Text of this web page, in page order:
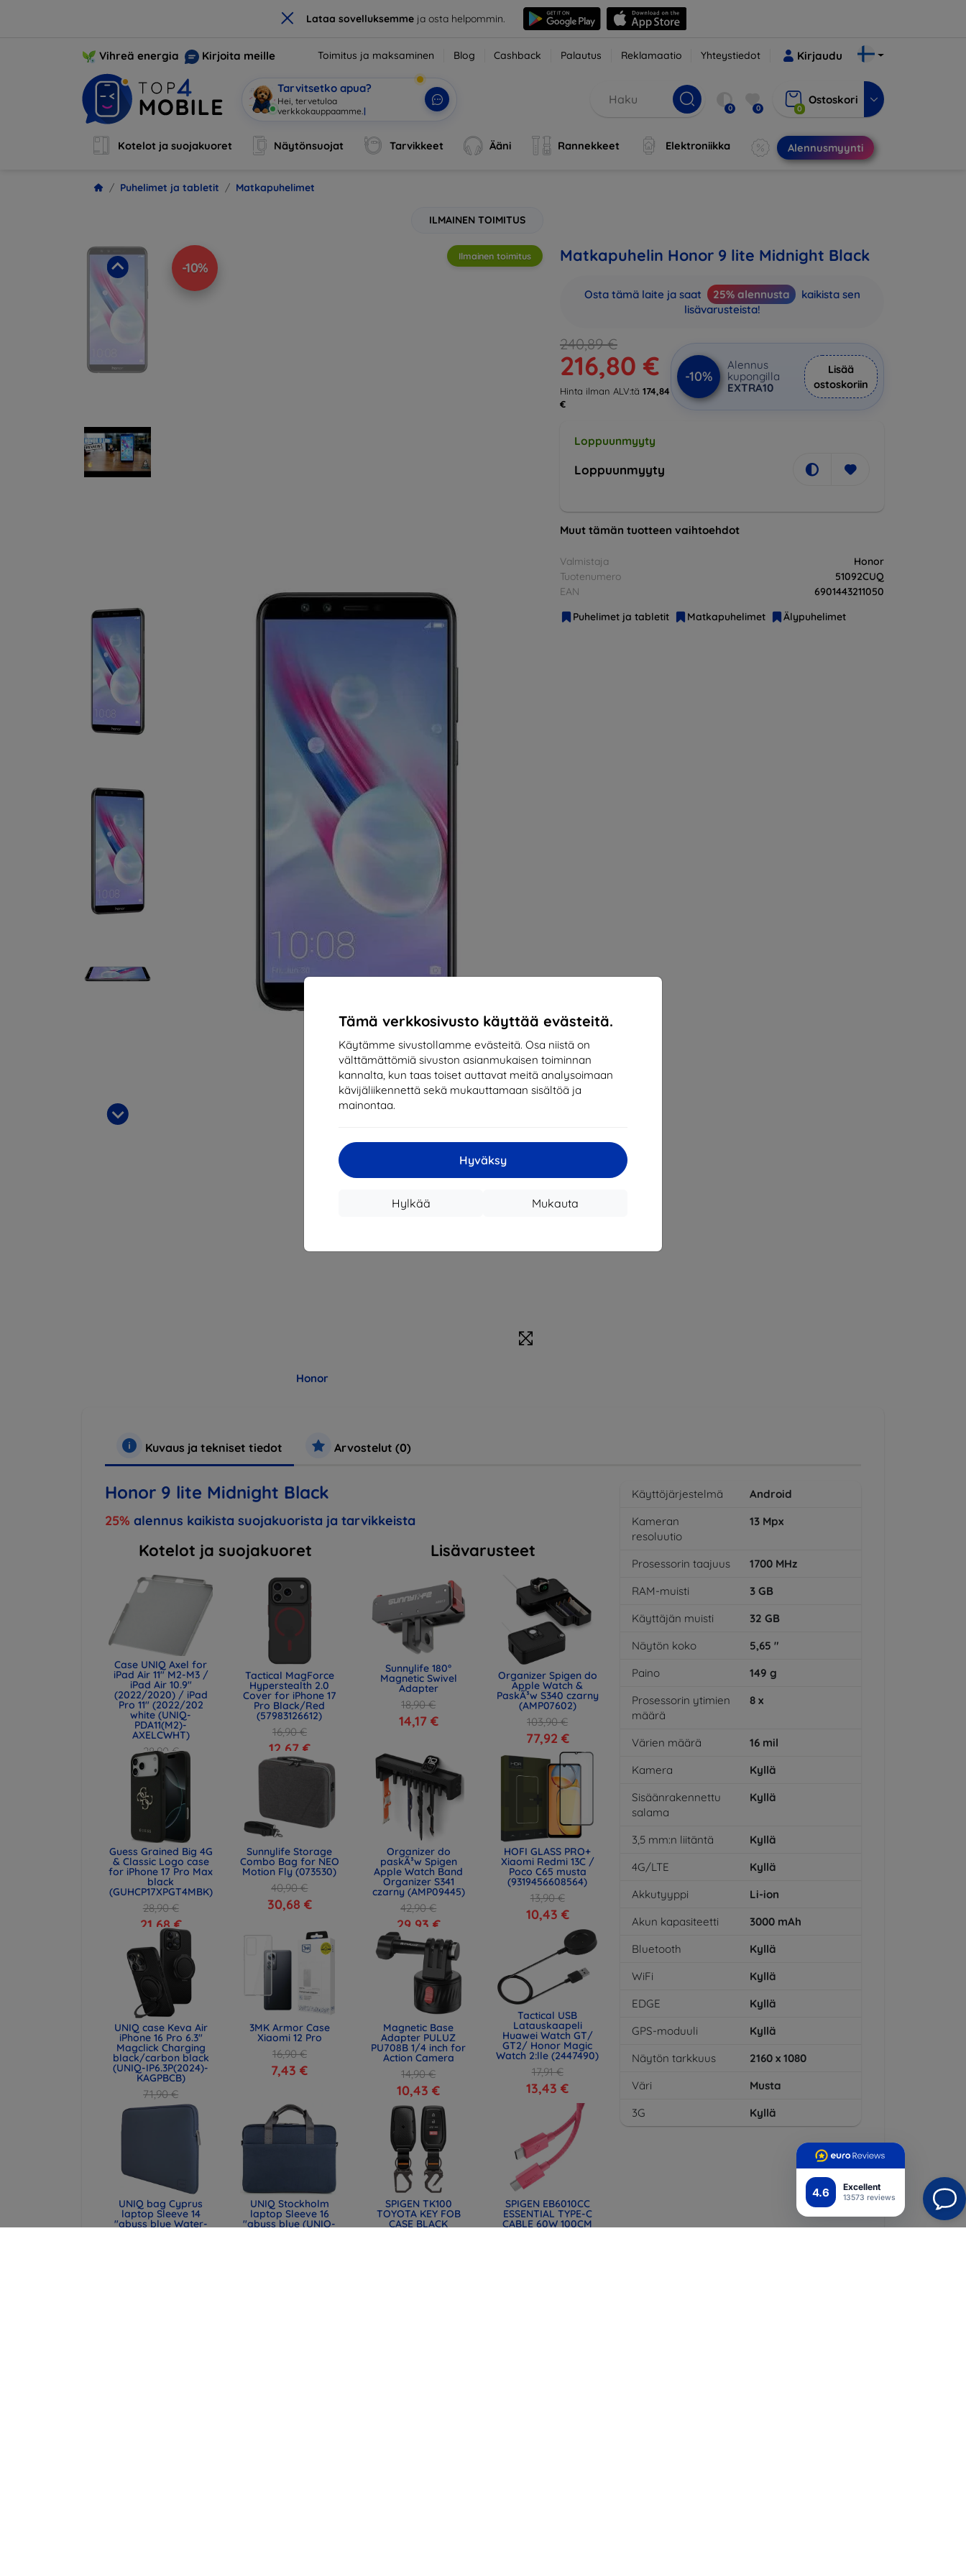
× Lataa sovelluksemmeja osta helpommin.
4.6 Excellent
13573 reviews
Tämä verkkosivusto käyttää evästeitä.
Käytämme sivustollamme evästeitä. Osa niistä on
välttämättömiä sivuston asianmukaisen toiminnan
kannalta, kun taas toiset auttavat meitä analysoimaan
kävijäliikennettä sekä mukauttamaan sisältöä ja
mainontaa.
Hyväksy
Mukauta
Hylkää
Vihreä energia Kirjoita meille Toimitus ja maksaminen Blog Cashback Palautus Reklamaatio Yhteystiedot Kirjaudu
Tarvitsetko apua?
He| 0 0 0
Ostoskori
Kotelot ja suojakuoret Näytönsuojat Tarvikkeet Ääni Rannekkeet Elektroniikka Alennusmyynti
Puhelimet ja tabletit Matkapuhelimet
ILMAINEN TOIMITUS
-10%
Ilmainen toimitus
Honor
Matkapuhelin Honor 9 lite Midnight Black
Osta tämä laite ja saat 25% alennusta
kaikista sen
lisävarusteista!
240,89 €
216,80 €
Hinta ilman ALV:tä 174,84
€
-10%
Alennus
kupongilla
EXTRA10
Lisää
ostoskoriin
Loppuunmyyty
Loppuunmyyty
Muut tämän tuotteen vaihtoehdot
Valmistaja
Honor
Tuotenumero
51092CUQ
EAN
6901443211050
Puhelimet ja tabletit
Matkapuhelimet Älypuhelimet
Kuvaus ja tekniset tiedot Arvostelut (0)
Honor 9 lite Midnight Black
25% alennus kaikista suojakuorista ja tarvikkeista
Kotelot ja suojakuoret
Case UNIQ Axel for
iPad Air 11" M2-M3 /
iPad Air 10.9"
(2022/2020) / iPad
Pro 11" (2022/202
white (UNIQ-
PDA11(M2)-
AXELCWHT)
28,90 €
21,68 €
Tactical MagForce
Hyperstealth 2.0
Cover for iPhone 17
Pro Black/Red
(57983126612)
16,90 €
12,67 €
Guess Grained Big 4G
& Classic Logo case
for iPhone 17 Pro Max
black
(GUHCP17XPGT4MBK)
28,90 €
21,68 €
Sunnylife Storage
Combo Bag for NEO
Motion Fly (073530)
40,90 €
30,68 €
UNIQ case Keva Air
iPhone 16 Pro 6.3"
Magclick Charging
black/carbon black
(UNIQ-IP6.3P(2024)-
KAGPBCB)
71,90 €
53,93 €
3MK Armor Case
Xiaomi 12 Pro
16,90 €
7,43 €
UNIQ bag Cyprus
laptop Sleeve 14
"abyss blue Water-
UNIQ Stockholm
laptop Sleeve 16
"abyss blue (UNIQ-
Lisävarusteet
Sunnylife 180°
Magnetic Swivel
Adapter
18,90 €
14,17 €
Organizer Spigen do
Apple Watch &
PaskÃ³w S340 czarny
(AMP07602)
103,90 €
77,92 €
Organizer do
paskÃ³w Spigen
Apple Watch Band
Organizer S341
czarny (AMP09445)
42,90 €
29,93 €
HOFI GLASS PRO+
Xiaomi Redmi 13C /
Poco C65 musta
(9319456608564)
13,90 €
10,43 €
Magnetic Base
Adapter PULUZ
PU708B 1/4 inch for
Action Camera
14,90 €
10,43 €
Tactical USB
Latauskaapeli
Huawei Watch GT/
GT2/ Honor Magic
Watch 2:lle (2447490)
17,91 €
13,43 €
SPIGEN TK100
TOYOTA KEY FOB
CASE BLACK
SPIGEN EB6010CC
ESSENTIAL TYPE-C
CABLE 60W 100CM
Käyttöjärjestelmä
Android
Kameran
resoluutio
13 Mpx
Prosessorin taajuus 1700 MHz
RAM-muisti
3 GB
Käyttäjän muisti
32 GB
Näytön koko
5,65 "
Paino
149 g
Prosessorin ytimien
määrä
8 x
Värien määrä 16 mil
Kamera
Kyllä
Sisäänrakennettu
salama
Kyllä
3,5 mm:n liitäntä
Kyllä
4G/LTE
Kyllä
Akkutyyppi
Li-ion
Akun kapasiteetti
3000 mAh
Bluetooth
Kyllä
WiFi
Kyllä
EDGE
Kyllä
GPS-moduuli
Kyllä
Näytön tarkkuus
2160 x 1080
Väri
Musta
3G
Kyllä